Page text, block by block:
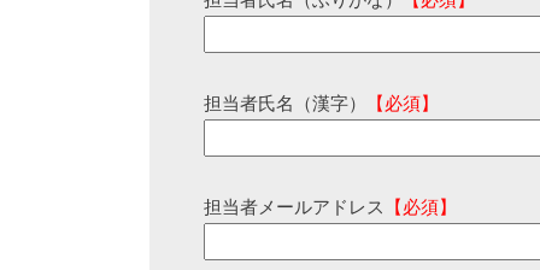
担当者氏名（漢字） 【必須】
担当者メールアドレス 【必須】